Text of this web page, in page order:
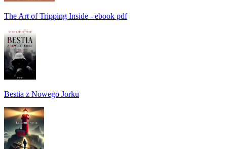
The Art of Tripping Inside - ebook pdf
Bestia z Nowego Jorku